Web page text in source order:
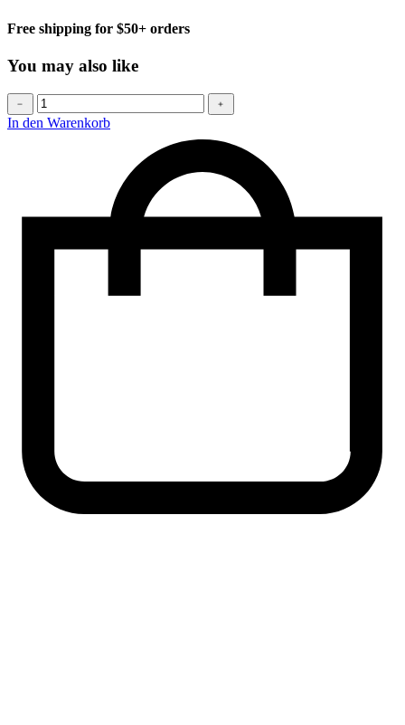
Free shipping for $50+ orders
You may also like
Baseball
cap
Menge
﹣ ﹢
In den Warenkorb